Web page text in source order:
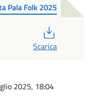
Pala Folk 2025
Scarica
2025, 18:04